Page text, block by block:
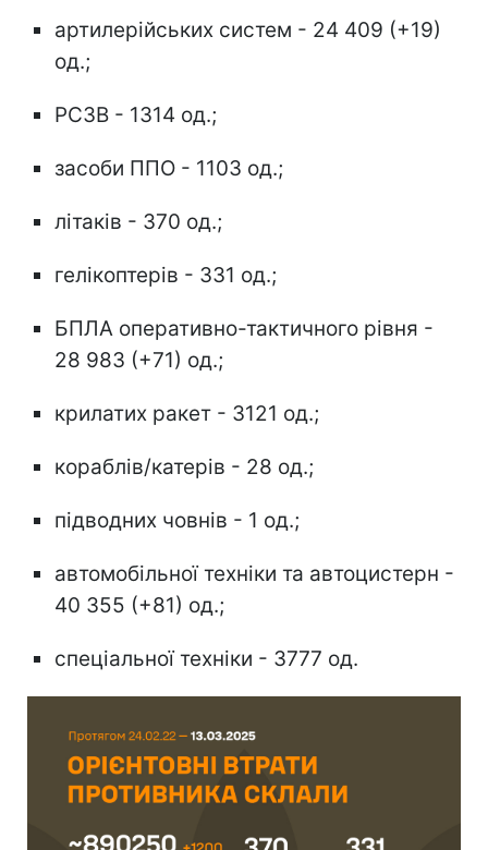
артилерійських систем - 24 409 (+19)
од.;
РСЗВ - 1314 од.;
засоби ППО - 1103 од.;
літаків - 370 од.;
гелікоптерів - 331 од.;
БПЛА оперативно-тактичного рівня -
28 983 (+71) од.;
крилатих ракет - 3121 од.;
кораблів/катерів - 28 од.;
підводних човнів - 1 од.;
автомобільної техніки та автоцистерн -
40 355 (+81) од.;
спеціальної техніки - 3777 од.